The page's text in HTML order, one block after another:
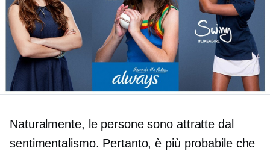
Naturalmente, le persone sono attratte dal
sentimentalismo. Pertanto, è più probabile che